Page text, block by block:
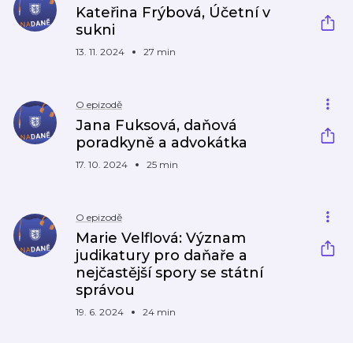
Kateřina Frýbová, Účetní v
sukni
13. 11. 2024 27 min
O epizodě
Jana Fuksová, daňová
poradkyně a advokátka
17. 10. 2024 25 min
O epizodě
Marie Velflová: Význam
judikatury pro daňaře a
nejčastější spory se státní
správou
19. 6. 2024 24 min